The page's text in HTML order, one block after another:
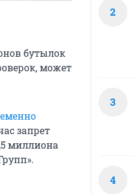
бутылок
может
запрет
миллиона
2
3
4